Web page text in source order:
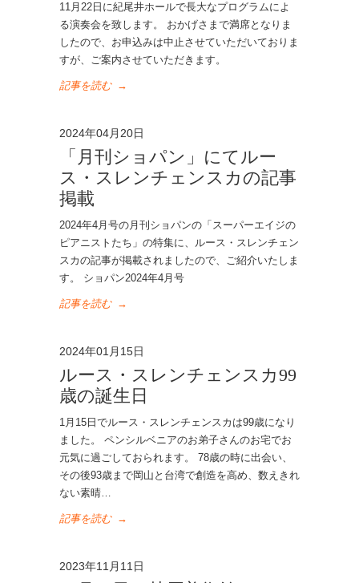
11月22日に紀尾井ホールで長大なプログラムによ
る演奏会を致します。 おかげさまで満席となりま
したので、お申込みは中止させていただいておりま
すが、ご案内させていただきます。
記事を読む →
2024年04月20日
「月刊ショパン」にてルー
ス・スレンチェンスカの記事
掲載
2024年4月号の月刊ショパンの「スーパーエイジの
ピアニストたち」の特集に、ルース・スレンチェン
スカの記事が掲載されましたので、ご紹介いたしま
す。 ショパン2024年4月号
記事を読む →
2024年01月15日
ルース・スレンチェンスカ99
歳の誕生日
1月15日でルース・スレンチェンスカは99歳になり
ました。 ペンシルベニアのお弟子さんのお宅でお
元気に過ごしておられます。 78歳の時に出会い、
その後93歳まで岡山と台湾で創造を高め、数えきれ
ない素晴…
記事を読む →
2023年11月11日